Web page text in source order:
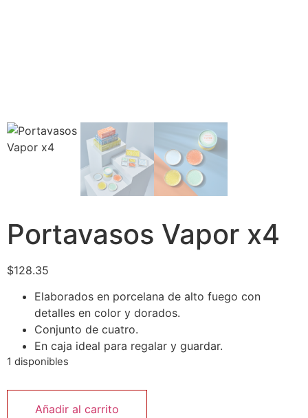
Portavasos Vapor x4
$128.35
Elaborados en porcelana de alto fuego con
detalles en color y dorados.
Conjunto de cuatro.
En caja ideal para regalar y guardar.
1 disponibles
Añadir al carrito